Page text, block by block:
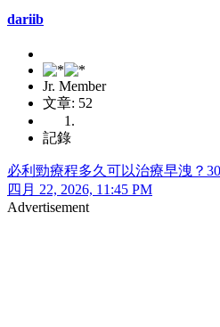
dariib
Jr. Member
文章: 52
記錄
必利勁療程多久可以治療早洩？
四月 22, 2026, 11:45 PM
Advertisement